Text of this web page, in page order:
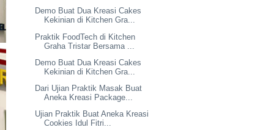
Demo Buat Dua Kreasi Cakes
Kekinian di Kitchen Gra...
Praktik FoodTech di Kitchen
Graha Tristar Bersama ...
Demo Buat Dua Kreasi Cakes
Kekinian di Kitchen Gra...
Dari Ujian Praktik Masak Buat
Aneka Kreasi Package...
Ujian Praktik Buat Aneka Kreasi
Cookies Idul Fitri...